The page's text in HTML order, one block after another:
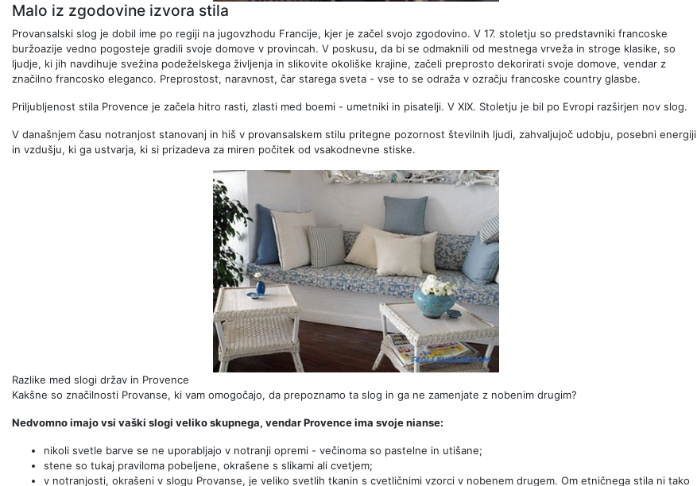
Malo iz zgodovine izvora stila
Provansalski slog je dobil ime po regiji na jugovzhodu Francije, kjer je začel svojo zgodovino. V 17. stoletju so predstavniki francoske
buržoazije vedno pogosteje gradili svoje domove v provincah. V poskusu, da bi se odmaknili od mestnega vrveža in stroge klasike, so
ljudje, ki jih navdihuje svežina podeželskega življenja in slikovite okoliške krajine, začeli preprosto dekorirati svoje domove, vendar z
značilno francosko eleganco. Preprostost, naravnost, čar starega sveta - vse to se odraža v ozračju francoske country glasbe.
Priljubljenost stila Provence je začela hitro rasti, zlasti med boemi - umetniki in pisatelji. V XIX. Stoletju je bil po Evropi razširjen nov slog.
V današnjem času notranjost stanovanj in hiš v provansalskem stilu pritegne pozornost številnih ljudi, zahvaljujoč udobju, posebni energiji
in vzdušju, ki ga ustvarja, ki si prizadeva za miren počitek od vsakodnevne stiske.
Razlike med slogi držav in Provence
Kakšne so značilnosti Provanse, ki vam omogočajo, da prepoznamo ta slog in ga ne zamenjate z nobenim drugim?
Nedvomno imajo vsi vaški slogi veliko skupnega, vendar Provence ima svoje nianse:
nikoli svetle barve se ne uporabljajo v notranji opremi - večinoma so pastelne in utišane;
stene so tukaj praviloma pobeljene, okrašene s slikami ali cvetjem;
v notranjosti, okrašeni v slogu Provanse, je veliko svetlih tkanin s cvetličnimi vzorci v nobenem drugem. Om etničnega stila ni tako